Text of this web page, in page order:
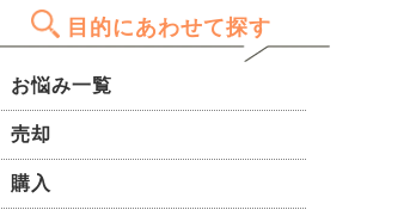
ここから動くとして、最初に揃
える書類、内見対応の準備、引
渡し時期など、効率よく段取り
を組まないとドタバタしそうで
す。 まず何から着手するのが
スムーズでしょうか。色々教え
てください。
も続いているので早く売りたい
気持ちがあるものの、妥協した
価格で手放すのも悔しいです。
価格を維持しながら売る方法は
ないでしょうか？
目的にあわせて探す
お悩み一覧
売却
購入